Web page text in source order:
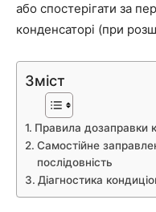
або спостерігати за
конденсаторі (при
Зміст
Правила дозаправки
Самостійне
послідовність
Діагностика